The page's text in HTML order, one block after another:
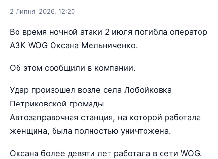
2 Липня, 2026, 12:20
Во время ночной атаки 2 июля погибла оператор
АЗК WOG Оксана Мельниченко.
Об этом сообщили в компании.
Удар произошел возле села Лобойковка
Петриковской громады.
Автозаправочная станция, на которой работала
женщина, была полностью уничтожена.
Оксана более девяти лет работала в сети WOG.